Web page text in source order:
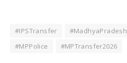
#IPSTransfer #MadhyaPradesh
#MPPolice
#MPTransfer2026